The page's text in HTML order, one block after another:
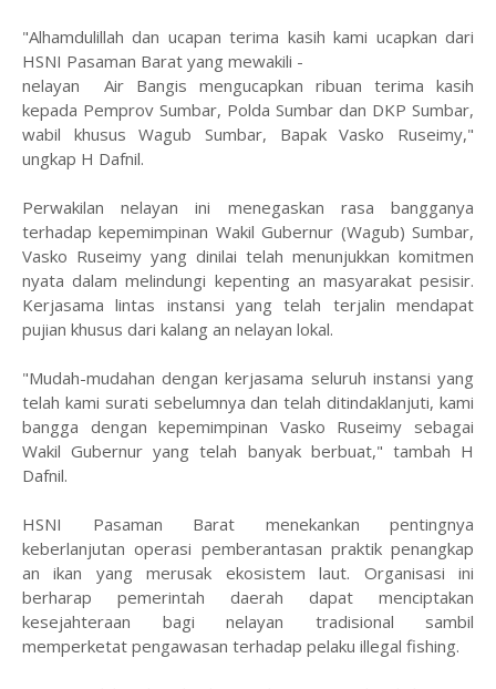
"Alhamdulillah dan ucapan terima kasih kami ucapkan dari
HSNI Pasaman Barat yang mewakili -
nelayan Air Bangis mengucapkan ribuan terima kasih
kepada Pemprov Sumbar, Polda Sumbar dan DKP Sumbar,
wabil khusus Wagub Sumbar, Bapak Vasko Ruseimy,"
ungkap H Dafnil.
Perwakilan nelayan ini menegaskan rasa bangganya
terhadap kepemimpinan Wakil Gubernur (Wagub) Sumbar,
Vasko Ruseimy yang dinilai telah menunjukkan komitmen
nyata dalam melindungi kepenting an masyarakat pesisir.
Kerjasama lintas instansi yang telah terjalin mendapat
pujian khusus dari kalang an nelayan lokal.
"Mudah-mudahan dengan kerjasama seluruh instansi yang
telah kami surati sebelumnya dan telah ditindaklanjuti, kami
bangga dengan kepemimpinan Vasko Ruseimy sebagai
Wakil Gubernur yang telah banyak berbuat," tambah H
Dafnil.
HSNI Pasaman Barat menekankan pentingnya
keberlanjutan operasi pemberantasan praktik penangkap
an ikan yang merusak ekosistem laut. Organisasi ini
berharap pemerintah daerah dapat menciptakan
kesejahteraan bagi nelayan tradisional sambil
memperketat pengawasan terhadap pelaku illegal fishing.